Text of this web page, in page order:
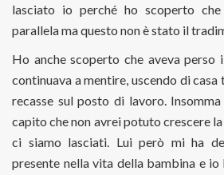
lasciato io perché ho scoperto che
parallela ma questo non è stato il
Ho anche scoperto che aveva
continuava a mentire, uscendo di
recasse sul posto di lavoro.
capito che non avrei potuto crescere
ci siamo lasciati. Lui però mi ha
presente nella vita della bambina e